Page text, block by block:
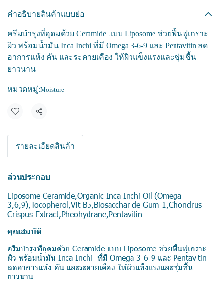
คำอธิบายสินค้าแบบย่อ
ครีมบำรุงที่อุดมด้วย Ceramide แบบ Liposome ช่วยฟื้นฟูเกราะ
ผิว พร้อมน้ำมัน Inca Inchi ที่มี Omega 3-6-9 และ Pentavitin ลด
อาการแห้ง คัน และระคายเคือง ให้ผิวแข็งแรงและชุ่มชื้น
ยาวนาน
หมวดหมู่:Moisture
แชร์
รายละเอียดสินค้า
ส่วนประกอบ
Liposome Ceramide,Organic Inca Inchi Oil (Omega
3,6,9),Tocopherol,Vit B5,Biosaccharide Gum-1,Chondrus
Crispus Extract,Pheohydrane,Pentavitin
คุณสมบัติ
ครีมบำรุงที่อุดมด้วย Ceramide แบบ Liposome ช่วยฟื้นฟูเกราะ
ผิว พร้อมน้ำมัน Inca Inchi ที่มี Omega 3-6-9 และ Pentavitin
ลดอาการแห้ง คัน และระคายเคือง ให้ผิวแข็งแรงและชุ่มชื้น
ยาวนาน